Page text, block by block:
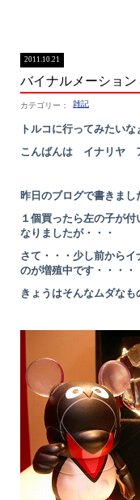
バイナルメーショ
2011.10.21
雑記
トルコに行ってみたい
こんばんは イナリヤ
昨日のブログで書きま
１個買ったら左の子が
なりましたが・・・
さて・・・少し前から
のが増殖中です・・・・
きょうはそんなムダな